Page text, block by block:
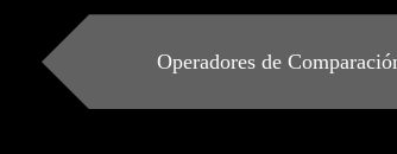
Operadores de